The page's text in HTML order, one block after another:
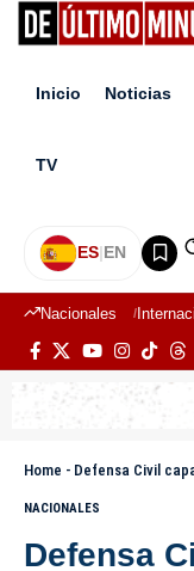
Inicio Noticias
TV
ES|EN
Nacionales
Home - Defensa Civil capacita
NACIONALES
Defensa